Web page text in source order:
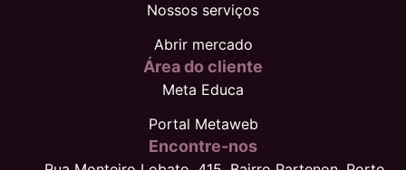
Nossos serviços
Abrir mercado
Área do cliente
Meta Educa
Portal Metaweb
Encontre-nos